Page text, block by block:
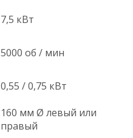
7,5 кВт
5000 об / мин
0,55 / 0,75 кВт
160 мм Ø левый или
правый